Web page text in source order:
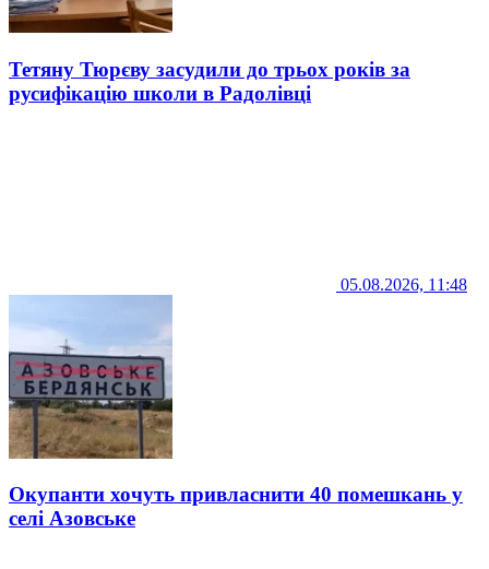
Тетяну Тюрєву засудили до трьох років за
русифікацію школи в Радолівці
05.08.2026, 11:48
Окупанти хочуть привласнити 40 помешкань у
селі Азовське